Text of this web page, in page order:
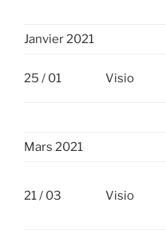
Janvier 2021
25 / 01 Visio
Mars 2021
21 / 03 Visio